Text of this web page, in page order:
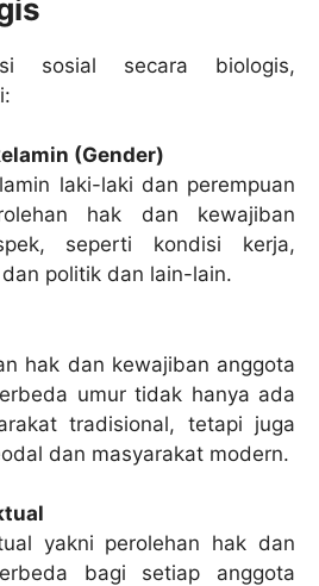
sosial secara biologis,
(Gender)
laki-laki dan perempuan
hak dan kewajiban
seperti kondisi kerja,
politik dan lain-lain.
hak dan kewajiban anggota
umur tidak hanya ada
tradisional, tetapi juga
dan masyarakat modern.
yakni perolehan hak dan
bagi setiap anggota